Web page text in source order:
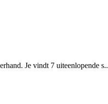
Je vindt 7 uiteenlopende s..